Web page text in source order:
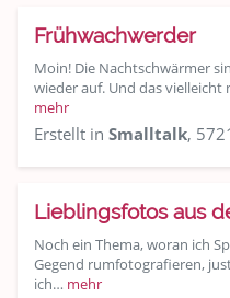
Frühwachwerder
Moin! Die Nachtschwärmer
wieder auf. Und das
mehr
Erstellt in Smalltalk,
Lieblingsfotos aus
Noch ein Thema, woran ich
Gegend rumfotografieren,
ich… mehr